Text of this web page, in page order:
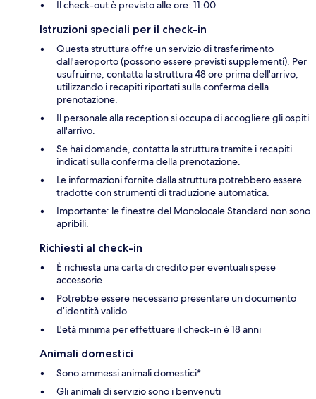
Il check-out è previsto alle ore: 11:00
Istruzioni speciali per il check-in
Questa struttura offre un servizio di trasferimento
dall'aeroporto (possono essere previsti supplementi). Per
usufruirne, contatta la struttura 48 ore prima dell'arrivo,
utilizzando i recapiti riportati sulla conferma della
prenotazione.
Il personale alla reception si occupa di accogliere gli ospiti
all'arrivo.
Se hai domande, contatta la struttura tramite i recapiti
indicati sulla conferma della prenotazione.
Le informazioni fornite dalla struttura potrebbero essere
tradotte con strumenti di traduzione automatica.
Importante: le finestre del Monolocale Standard non sono
apribili.
Richiesti al check-in
È richiesta una carta di credito per eventuali spese
accessorie
Potrebbe essere necessario presentare un documento
d’identità valido
L'età minima per effettuare il check-in è 18 anni
Animali domestici
Sono ammessi animali domestici*
Gli animali di servizio sono i benvenuti